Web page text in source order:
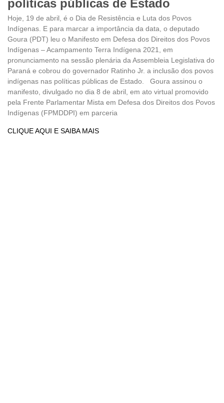
políticas públicas de Estado
Hoje, 19 de abril, é o Dia de Resistência e Luta dos Povos
Indígenas. E para marcar a importância da data, o deputado
Goura (PDT) leu o Manifesto em Defesa dos Direitos dos Povos
Indígenas – Acampamento Terra Indígena 2021, em
pronunciamento na sessão plenária da Assembleia Legislativa do
Paraná e cobrou do governador Ratinho Jr. a inclusão dos povos
indígenas nas políticas públicas de Estado. Goura assinou o
manifesto, divulgado no dia 8 de abril, em ato virtual promovido
pela Frente Parlamentar Mista em Defesa dos Direitos dos Povos
Indígenas (FPMDDPI) em parceria
CLIQUE AQUI E SAIBA MAIS